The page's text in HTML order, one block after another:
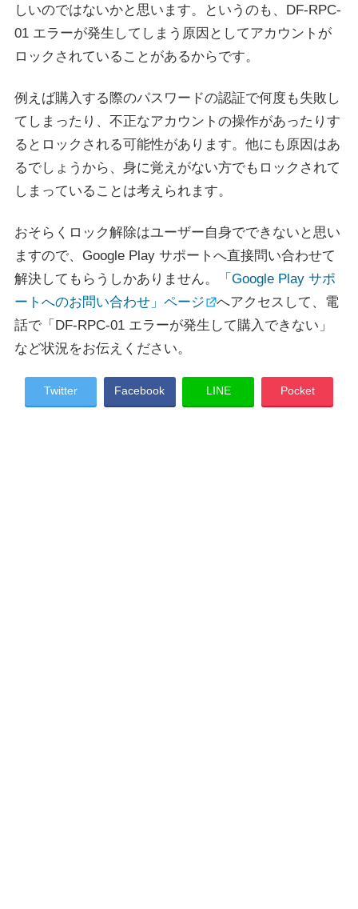
しいのではないかと思います。というのも、DF-RPC-
01 エラーが発生してしまう原因としてアカウントが
ロックされていることがあるからです。
例えば購入する際のパスワードの認証で何度も失敗し
てしまったり、不正なアカウントの操作があったりす
るとロックされる可能性があります。他にも原因はあ
るでしょうから、身に覚えがない方でもロックされて
しまっていることは考えられます。
おそらくロック解除はユーザー自身でできないと思い
ますので、Google Play サポートへ直接問い合わせて
解決してもらうしかありません。
「Google Play サポ
ートへのお問い合わせ」ページ
へアクセスして、電
話で「DF-RPC-01 エラーが発生して購入できない」
など状況をお伝えください。
Twitter Facebook LINE Pocket